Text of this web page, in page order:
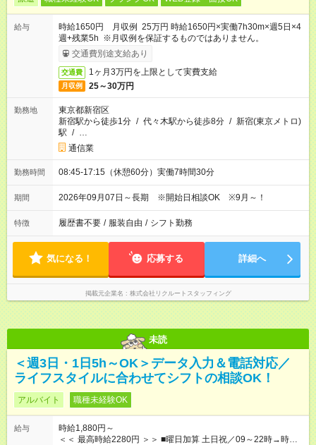
給与
時給1650円 月収例 25万円 時給1650円×実働7h30m×週5日×4
週+残業5h ※月収例を保証するものではありません。
交通費別途支給あり
交通費 1ヶ月3万円を上限として実費支給
月収例 25～30万円
勤務地
東京都新宿区
新宿駅から徒歩1分 / 代々木駅から徒歩8分 / 新宿(東京メトロ)
駅 / …
通信業
勤務時間 08:45-17:15（休憩60分）実働7時間30分
期間 2026年09月07日～長期 ※開始日相談OK ※9月～！
特徴 履歴書不要 / 服装自由 / シフト勤務
気になる！ 応募する 詳細へ
掲載元企業名 株式会社リクルートスタッフィング
未読
＜週3日・1日5h～OK＞データ入力＆電話対応／
ライフスタイルに合わせてシフトの相談OK！
アルバイト 職種未経験OK
給与
時給1,880円～
＜＜ 最高時給2280円 ＞＞ ■曜日加算 土日祝／09～22時→時給